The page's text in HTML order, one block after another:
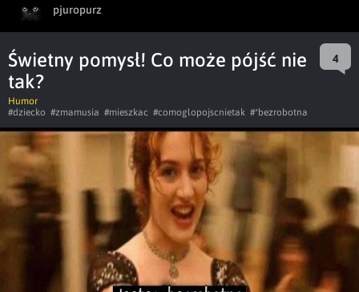
pjuropurz
Świetny pomysł! Co może pójść nie
tak?
4
Humor
#dziecko #zmamusia #mieszkac #comoglopojscnietak #*bezrobotna